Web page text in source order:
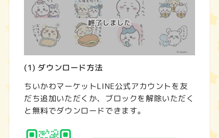
(1) ダウンロード方法
ちいかわマーケットLINE公式アカウントを友
だち追加いただくか、ブロックを解除いただく
と無料でダウンロードできます。